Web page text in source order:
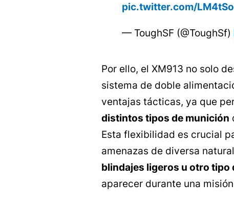
pic.twitter.com/
— ToughSF (@ToughSf)
Por ello, el XM913 no solo
sistema de doble
ventajas tácticas, ya que
distintos tipos de munición
Esta flexibilidad es crucial
amenazas de diversa
blindajes ligeros u otro tipo
aparecer durante una